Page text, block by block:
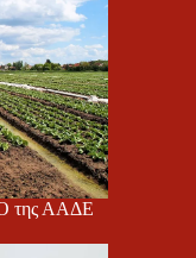
της ΑΑΔΕ